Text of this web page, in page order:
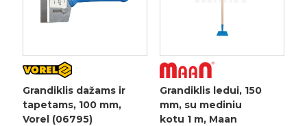
Grandiklis dažams ir
tapetams, 100 mm,
Vorel (06795)
Grandiklis ledui, 150
mm, su mediniu
kotu 1 m, Maan